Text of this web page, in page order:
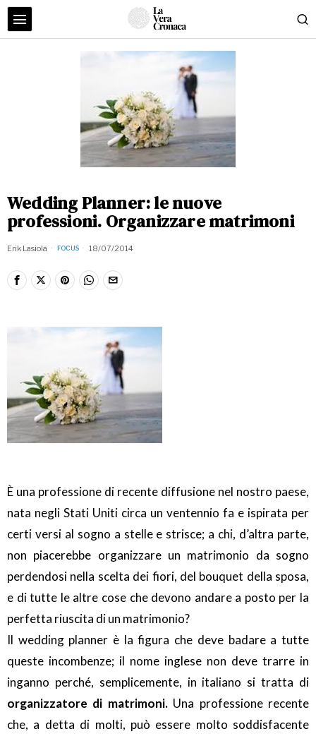
Wedding Planner: le nuove
professioni. Organizzare matrimoni
Erik Lasiola FOCUS 18/07/2014
È una professione di recente diffusione nel nostro paese,
nata negli Stati Uniti circa un ventennio fa e ispirata per
certi versi al sogno a stelle e strisce; a chi, d’altra parte,
non piacerebbe organizzare un matrimonio da sogno
perdendosi nella scelta dei fiori, del bouquet della sposa,
e di tutte le altre cose che devono andare a posto per la
perfetta riuscita di un matrimonio?
Il wedding planner è la figura che deve badare a tutte
queste incombenze; il nome inglese non deve trarre in
inganno perché, semplicemente, in italiano si tratta di
organizzatore di matrimoni.Una professione recente
che, a detta di molti, può essere molto soddisfacente